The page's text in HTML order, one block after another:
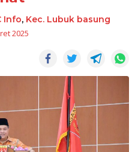
Info, Kec. Lubuk basung
2025